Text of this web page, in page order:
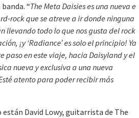
“The Meta Daisies es una nueva e
rock que se atreve a ir donde ninguna
llevando todo lo que nos gusta del rock
¡y ‘Radiance’ es solo el principio! Ya
paso en este viaje, hacia Daisyland y el
nueva y exclusiva a una nueva
atento para poder recibir más
David Lowy, guitarrista de The